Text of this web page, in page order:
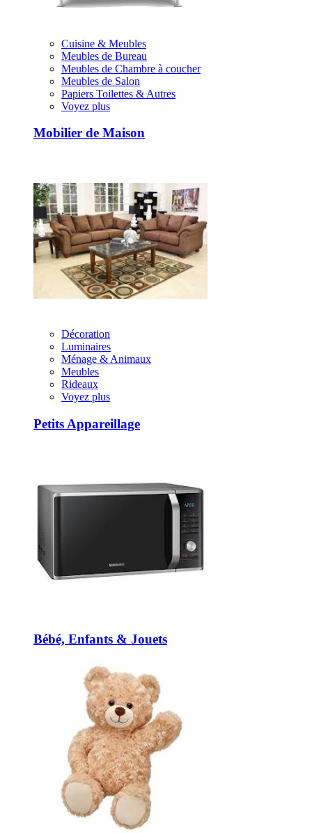
Cuisine & Meubles
Meubles de Bureau
Meubles de Chambre à coucher
Meubles de Salon
Papiers Toilettes & Autres
Voyez plus
Mobilier de Maison
Décoration
Luminaires
Ménage & Animaux
Meubles
Rideaux
Voyez plus
Petits Appareillage
Bébé, Enfants & Jouets